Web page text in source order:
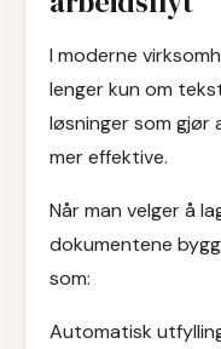
I moderne
lenger kun om
løsninger som gjør
mer effektive.
Når man velger å
dokumentene
som:
Automatisk